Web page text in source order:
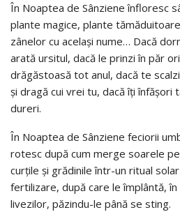
În Noaptea de Sânziene înfloresc
plante magice, plante
zânelor cu același nume… Dacă
arată ursitul, dacă le prinzi în păr
drăgăstoasă tot anul, dacă te
și dragă cui vrei tu, dacă îți înfășori
dureri.
În Noaptea de Sânziene feciorii
rotesc după cum merge soarele
curțile și grădinile într-un ritual
fertilizare, după care le împlântă, în
livezilor, păzindu-le până se sting.